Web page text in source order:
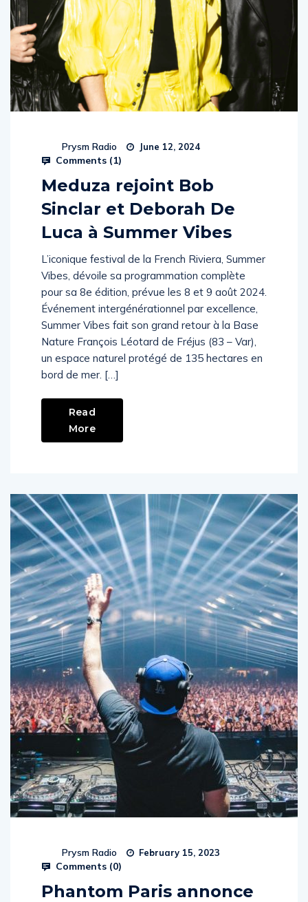
Prysm Radio June 12, 2024
Comments (1)
Meduza rejoint Bob
Sinclar et Deborah De
Luca à Summer Vibes
L’iconique festival de la French Riviera, Summer
Vibes, dévoile sa programmation complète
pour sa 8e édition, prévue les 8 et 9 août 2024.
Événement intergénérationnel par excellence,
Summer Vibes fait son grand retour à la Base
Nature François Léotard de Fréjus (83 – Var),
un espace naturel protégé de 135 hectares en
bord de mer. […]
Read
More
Prysm Radio February 15, 2023
Comments (0)
Phantom Paris annonce